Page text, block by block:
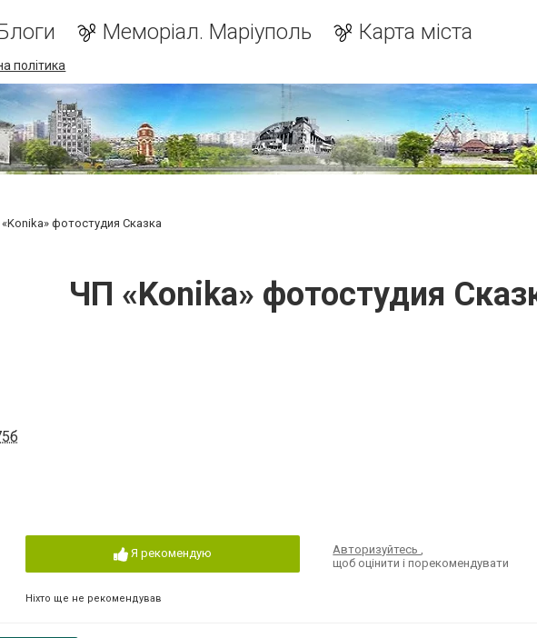
Меморіал. Маріуполь Карта міста
політика
фотостудия Сказка
ЧП «Konika» фотостудия
Я рекомендую
Ніхто ще не рекомендував
Авторизуйтесь,
щоб оцінити і порекомендувати